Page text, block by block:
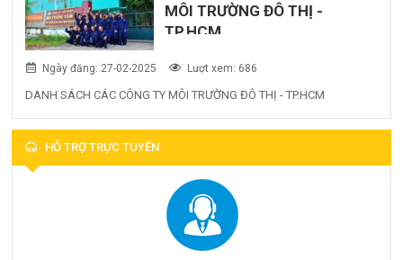
MÔI TRƯỜNG ĐÔ THỊ -
TP.HCM
Ngày đăng: 27-02-2025 Lượt xem: 686
DANH SÁCH CÁC CÔNG TY MÔI TRƯỜNG ĐÔ THỊ - TP.HCM
HỖ TRỢ TRỰC TUYẾN